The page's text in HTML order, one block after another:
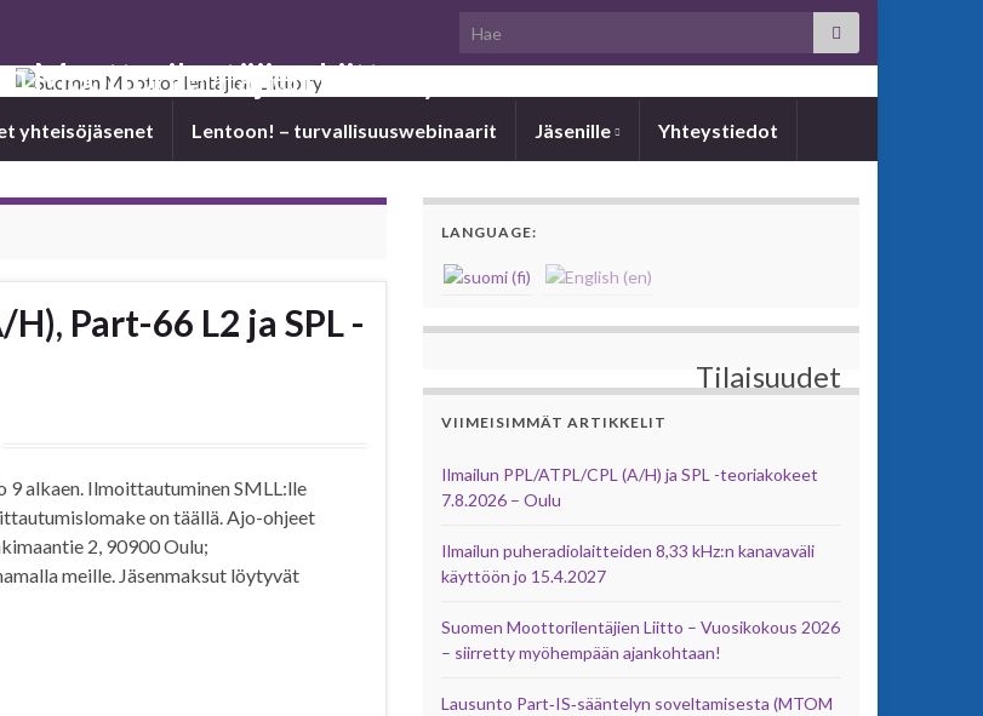
Search for:
Moottorilentäjien Liitto ry
yhteisöjäsenet Len­toon! – tur­val­li­suus­we­bi­naa­rit Jäsenille Yhteystiedot
Part-66 L2 ja SPL -
9 alkaen. Ilmoittautuminen SMLL:lle
on täällä. Ajo-ohjeet
2, 90900 Oulu;
meille. Jäsenmaksut löytyvät
LANGUAGE:
Tilaisuudet
VIIMEISIMMÄT ARTIKKELIT
Ilmailun PPL/ATPL/CPL (A/H) ja SPL -teoriakokeet
7.8.2026 – Oulu
Ilmailun puheradiolaitteiden 8,33 kHz:n kanavaväli
käyttöön jo 15.4.2027
Suomen Moottorilentäjien Liitto – Vuosikokous 2026
– siirretty myöhempään ajankohtaan!
Lausunto Part‑IS‑sääntelyn soveltamisesta (MTOM